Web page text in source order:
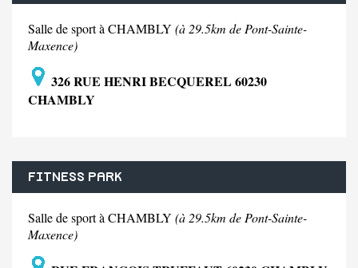
Salle de sport à CHAMBLY (à 29.5km de Pont-Sainte-
Maxence)
326 RUE HENRI BECQUEREL 60230
CHAMBLY
FITNESS PARK
Salle de sport à CHAMBLY (à 29.5km de Pont-Sainte-
Maxence)